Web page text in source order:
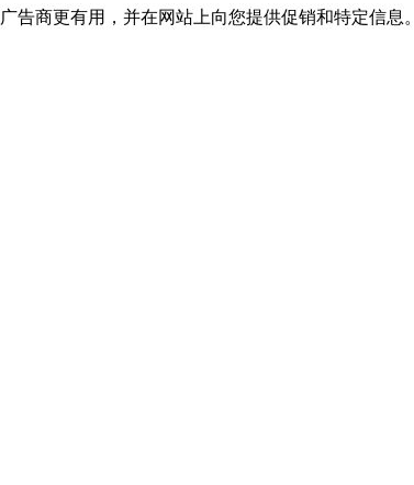
商更有用，并在网站上向您提供促销和特定信息。